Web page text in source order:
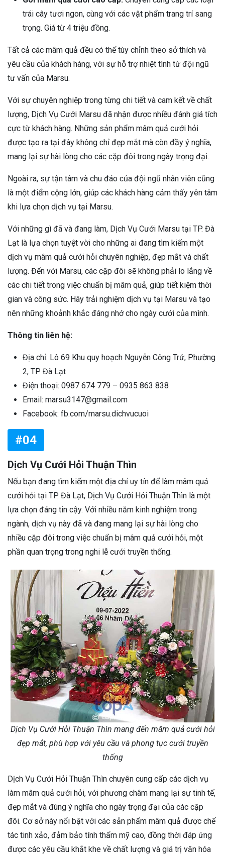
trái cây tươi ngon, cùng với các vật phẩm trang trí sang
trọng. Giá từ 4 triệu đồng.
Tất cả các mâm quả đều có thể tùy chỉnh theo sở thích và
yêu cầu của khách hàng, với sự hỗ trợ nhiệt tình từ đội ngũ
tư vấn của Marsu.
Với sự chuyên nghiệp trong từng chi tiết và cam kết về chất
lượng, Dịch Vụ Cưới Marsu đã nhận được nhiều đánh giá tích
cực từ khách hàng. Những sản phẩm mâm quả cưới hỏi
được tạo ra tại đây không chỉ đẹp mắt mà còn đầy ý nghĩa,
mang lại sự hài lòng cho các cặp đôi trong ngày trọng đại.
Ngoài ra, sự tận tâm và chu đáo của đội ngũ nhân viên cũng
là một điểm cộng lớn, giúp các khách hàng cảm thấy yên tâm
khi lựa chọn dịch vụ tại Marsu.
Với những gì đã và đang làm, Dịch Vụ Cưới Marsu tại TP. Đà
Lạt là lựa chọn tuyệt vời cho những ai đang tìm kiếm một
dịch vụ mâm quả cưới hỏi chuyên nghiệp, đẹp mắt và chất
lượng. Đến với Marsu, các cặp đôi sẽ không phải lo lắng về
các chi tiết trong việc chuẩn bị mâm quả, giúp tiết kiệm thời
gian và công sức. Hãy trải nghiệm dịch vụ tại Marsu và tạo
nên những khoảnh khắc đáng nhớ cho ngày cưới của mình.
Thông tin liên hệ:
Địa chỉ: Lô 69 Khu quy hoạch Nguyễn Công Trứ, Phường
2, TP. Đà Lạt
Điện thoại: 0987 674 779 – 0935 863 838
Email: marsu3147@gmail.com
Facebook: fb.com/marsu.dichvucuoi
#04
Dịch Vụ Cưới Hỏi Thuận Thìn
Nếu bạn đang tìm kiếm một địa chỉ uy tín để làm mâm quả
cưới hỏi tại TP. Đà Lạt, Dịch Vụ Cưới Hỏi Thuận Thìn là một
lựa chọn đáng tin cậy. Với nhiều năm kinh nghiệm trong
ngành, dịch vụ này đã và đang mang lại sự hài lòng cho
nhiều cặp đôi trong việc chuẩn bị mâm quả cưới hỏi, một
phần quan trọng trong nghi lễ cưới truyền thống.
Dịch Vụ Cưới Hỏi Thuận Thìn mang đến mâm quả cưới hỏi
đẹp mắt, phù hợp với yêu cầu và phong tục cưới truyền
thống
Dịch Vụ Cưới Hỏi Thuận Thìn chuyên cung cấp các dịch vụ
làm mâm quả cưới hỏi, với phương châm mang lại sự tinh tế,
đẹp mắt và đúng ý nghĩa cho ngày trọng đại của các cặp
đôi. Cơ sở này nổi bật với các sản phẩm mâm quả được chế
tác tinh xảo, đảm bảo tính thẩm mỹ cao, đồng thời đáp ứng
được các yêu cầu khắt khe về chất lượng và giá trị văn hóa